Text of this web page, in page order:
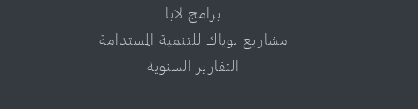
برامج لابا
مشاريع لوياك للتنمية المستدامة
التقارير السنوية